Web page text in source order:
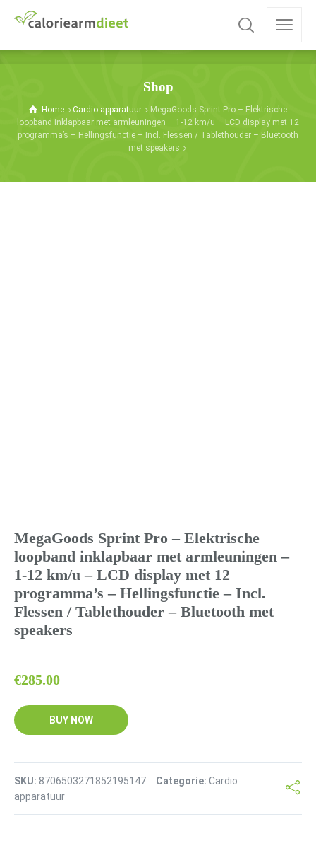
Shop
Home Cardio apparatuur
MegaGoods Sprint Pro – Elektrische
loopband inklapbaar met armleuningen – 1-12 km/u – LCD display met 12
programma’s – Hellingsfunctie – Incl. Flessen / Tablethouder – Bluetooth
met speakers
MegaGoods Sprint Pro – Elektrische
loopband inklapbaar met armleuningen –
1-12 km/u – LCD display met 12
programma’s – Hellingsfunctie – Incl.
Flessen / Tablethouder – Bluetooth met
speakers
€285.00
BUY NOW
SKU: 8706503271852195147 Categorie: Cardio
apparatuur